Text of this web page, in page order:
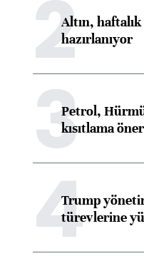
2Altın,
hazırlanıyor
3Petrol,
kısıtlama
4
Trump
türevlerine